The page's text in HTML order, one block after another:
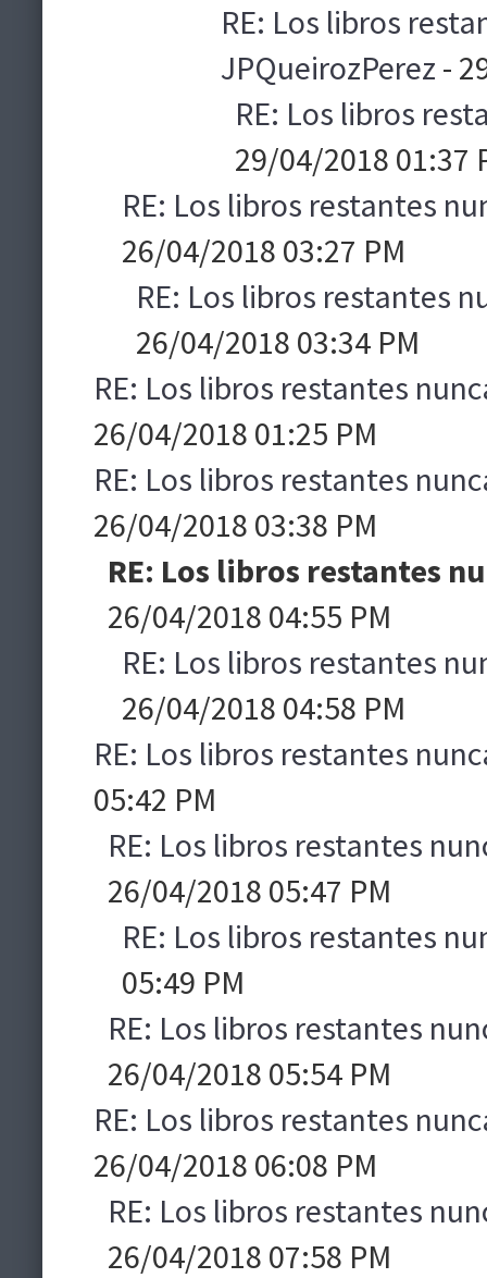
RE: Los libros
JPQueirozPerez -
RE: Los libros
29/04/2018 01:37
RE: Los libros restantes
26/04/2018 03:27 PM
RE: Los libros restantes
26/04/2018 03:34 PM
RE: Los libros restantes
26/04/2018 01:25 PM
RE: Los libros restantes
26/04/2018 03:38 PM
RE: Los libros restantes
26/04/2018 04:55 PM
RE: Los libros restantes
26/04/2018 04:58 PM
RE: Los libros restantes
05:42 PM
RE: Los libros restantes
26/04/2018 05:47 PM
RE: Los libros restantes
05:49 PM
RE: Los libros restantes
26/04/2018 05:54 PM
RE: Los libros restantes
26/04/2018 06:08 PM
RE: Los libros restantes
26/04/2018 07:58 PM